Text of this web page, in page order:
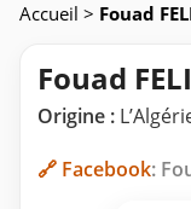
Accueil > Fouad
Fouad
Origine :
🔗 Facebook: